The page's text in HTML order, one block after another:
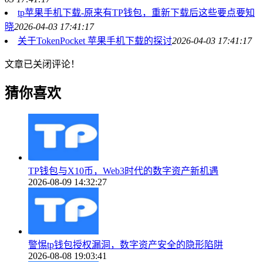
tp苹果手机下载-原来有TP钱包，重新下载后这些要点要知
晓2026-04-03 17:41:17
关于TokenPocket 苹果手机下载的探讨2026-04-03 17:41:17
文章已关闭评论！
猜你喜欢
TP钱包与X10币，Web3时代的数字资产新机遇
2026-08-09 14:32:27
警惕tp钱包授权漏洞，数字资产安全的隐形陷阱
2026-08-08 19:03:41